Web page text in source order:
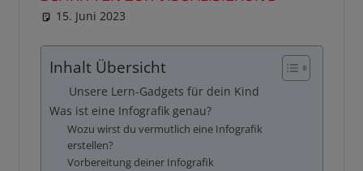
15. Juni 2023
Inhalt Übersicht
Unsere Lern-Gadgets für dein Kind
Was ist eine Infografik genau?
Wozu wirst du vermutlich eine Infografik
erstellen?
Vorbereitung deiner Infografik